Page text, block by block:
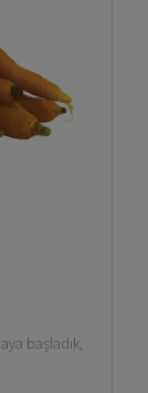
başladık,